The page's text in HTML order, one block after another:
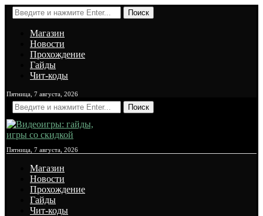
Поиск
Магазин
Новости
Прохождение
Гайды
Чит-коды
Пятница, 7 августа, 2026
Поиск
Пятница, 7 августа, 2026
Магазин
Новости
Прохождение
Гайды
Чит-коды